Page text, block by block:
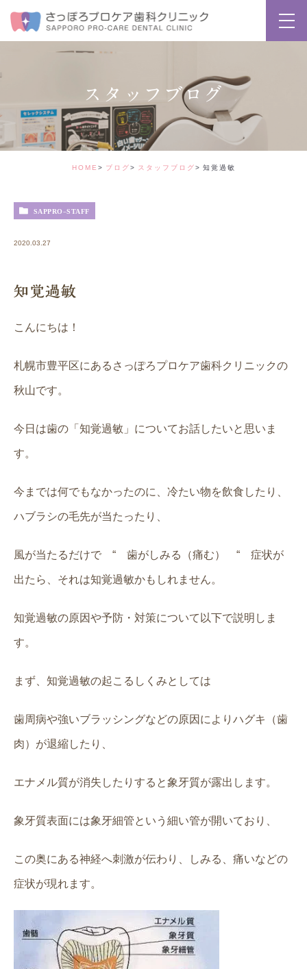
スタッフブログ
HOME ブログ スタッフブログ 知覚過敏
SAPPRO-STAFF
2020.03.27
知覚過敏
こんにちは！
札幌市豊平区にあるさっぽろプロケア歯科クリニックの
秋山です。
今日は歯の「知覚過敏」についてお話したいと思いま
す。
今までは何でもなかったのに、冷たい物を飲食したり、
ハブラシの毛先が当たったり、
風が当たるだけで “ 歯がしみる（痛む） “ 症状が
出たら、それは知覚過敏かもしれません。
知覚過敏の原因や予防・対策について以下で説明しま
す。
まず、知覚過敏の起こるしくみとしては
歯周病や強いブラッシングなどの原因によりハグキ（歯
肉）が退縮したり、
エナメル質が消失したりすると象牙質が露出します。
象牙質表面には象牙細管という細い管が開いており、
この奥にある神経へ刺激が伝わり、しみる、痛いなどの
症状が現れます。